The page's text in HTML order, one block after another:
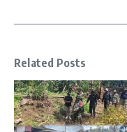
Related Posts